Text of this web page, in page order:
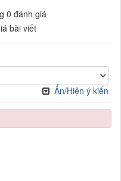
0 đánh giá
bài viết
Ẩn/Hiện ý kiến